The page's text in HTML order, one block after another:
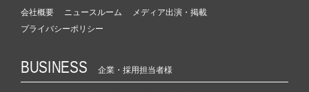
会社概要 ニュースルーム
メディア出演・掲載
プライバシーポリシー
BUSINESS 企業・採用担当者様